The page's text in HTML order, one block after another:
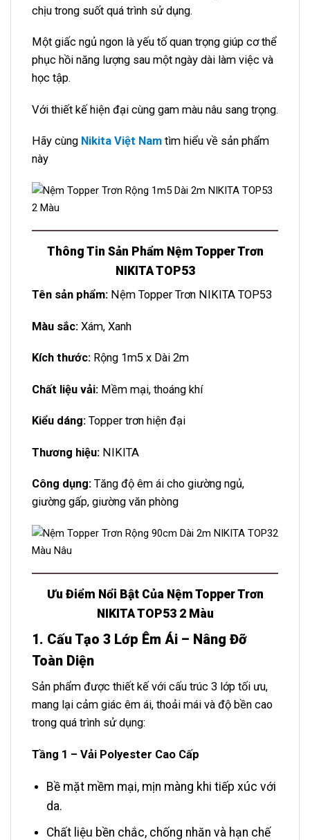
chịu trong suốt quá trình sử dụng.
Một giấc ngủ ngon là yếu tố quan trọng giúp cơ thể
phục hồi năng lượng sau một ngày dài làm việc và
học tập.
Với thiết kế hiện đại cùng gam màu nâu sang trọng.
Hãy cùng Nikita Việt Nam tìm hiểu về sản phẩm
này
Thông Tin Sản Phẩm Nệm Topper Trơn
NIKITA TOP53
Tên sản phẩm: Nệm Topper Trơn NIKITA TOP53
Màu sắc: Xám, Xanh
Kích thước: Rộng 1m5 x Dài 2m
Chất liệu vải: Mềm mại, thoáng khí
Kiểu dáng:Topper trơn hiện đại
Thương hiệu: NIKITA
Công dụng:Tăng độ êm ái cho giường ngủ,
giường gấp, giường văn phòng
Ưu Điểm Nổi Bật Của Nệm Topper Trơn
NIKITA TOP53 2 Màu
1. Cấu Tạo 3 Lớp Êm Ái – Nâng Đỡ
Toàn Diện
Sản phẩm được thiết kế với cấu trúc 3 lớp tối ưu,
mang lại cảm giác êm ái, thoải mái và độ bền cao
trong quá trình sử dụng:
Tầng 1 – Vải Polyester Cao Cấp
Bề mặt mềm mại, mịn màng khi tiếp xúc với
da.
Chất liệu bền chắc, chống nhăn và hạn chế